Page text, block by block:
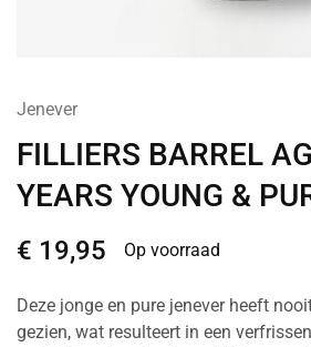
Jenever
FILLIERS BARREL
YEARS YOUNG &
€ 19,95 Op voorraad
Deze jonge en pure jenever heeft
gezien, wat resulteert in een